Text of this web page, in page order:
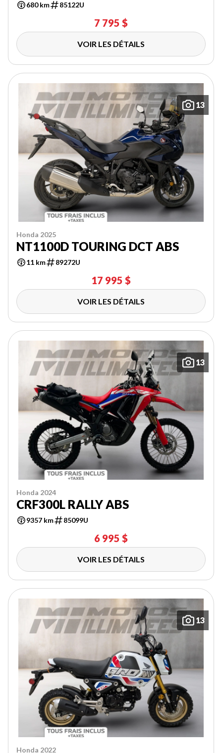
680 km 85122U
7 795 $
VOIR LES DÉTAILS
13
Honda 2025
NT1100D TOURING DCT ABS
11 km 89272U
17 995 $
VOIR LES DÉTAILS
13
Honda 2024
CRF300L RALLY ABS
9357 km 85099U
6 995 $
VOIR LES DÉTAILS
13
Honda 2022